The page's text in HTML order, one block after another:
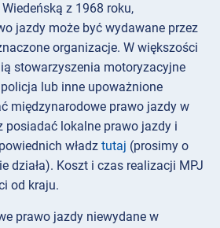
z 1968 roku,
jazdy może być wydawane przez
organizacje. W większości
stowarzyszenia motoryzacyjne
lub inne upoważnione
międzynarodowe prawo jazdy w
posiadać lokalne prawo jazdy i
władz tutaj (prosimy o
działa). Koszt i czas realizacji MPJ
od kraju.
prawo jazdy niewydane w